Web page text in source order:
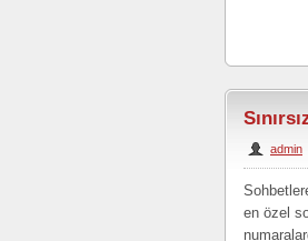
admin
en özel